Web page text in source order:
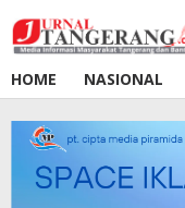
ke
konten
HOME
NASIONAL